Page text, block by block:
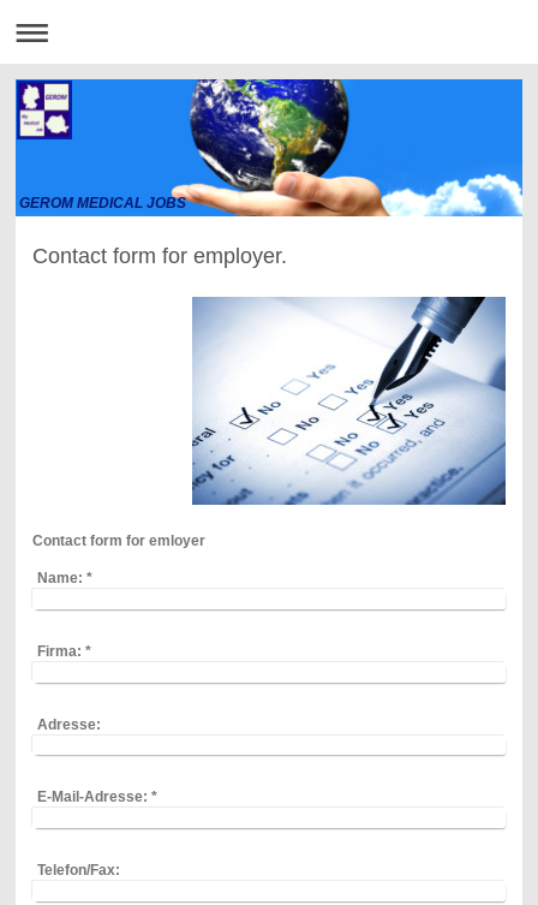
GEROM MEDICAL JOBS
Contact form for employer.
Contact form for emloyer
Name: *
Firma: *
Adresse:
E-Mail-Adresse: *
Telefon/Fax: